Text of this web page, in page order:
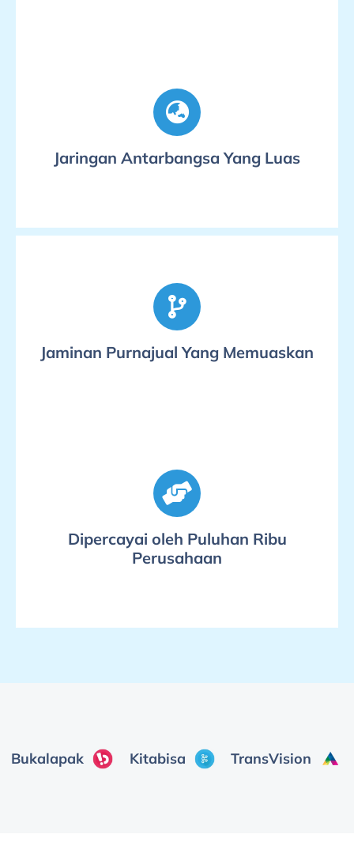
Jaringan Antarbangsa Yang Luas
Jaminan Purnajual Yang Memuaskan
Dipercayai oleh Puluhan Ribu
Perusahaan
Bukalapak Kitabisa TransVision